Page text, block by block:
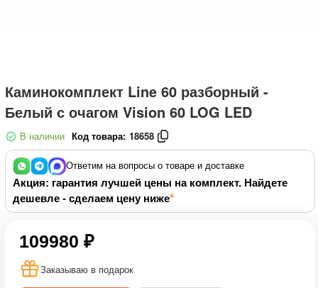
Каминокомплект Line 60 разборный -
Белый с очагом Vision 60 LOG LED
В наличии Код товара: 18658
Ответим на вопросы о товаре и доставке
Акция: гарантия лучшей цены на комплект. Найдете
дешевле - сделаем цену ниже
109980 ₽
Заказываю в подарок